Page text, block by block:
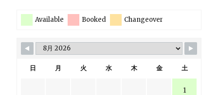
Available Booked Changeover
日 月 火 水 木 金 土
1